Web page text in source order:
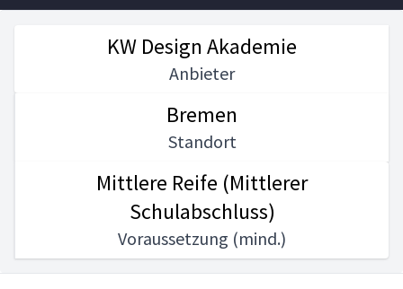
KW Design Akademie
Anbieter
Bremen
Standort
Mittlere Reife (Mittlerer
Schulabschluss)
Voraussetzung (mind.)